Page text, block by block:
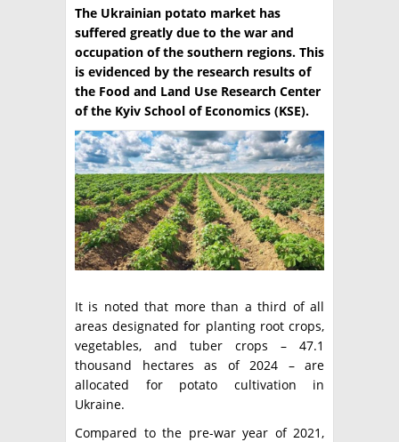
LLUVIAS
EL MUNDO
TÉCNICA
PRODUCCION
CLASIFICADOS
INTERES GENERAL
LA PAPA
RESOLUCIONES Y NORMATIVAS
ENLACES
ARGENPAPA
PUBLICIDAD
QUIENES SOMOS
BUSCAR NOTICIAS
The Ukrainian potato market has
suffered greatly due to the war and
occupation of the southern regions. This
is evidenced by the research results of
the Food and Land Use Research Center
of the Kyiv School of Economics (KSE).
It is noted that more than a third of all
areas designated for planting root crops,
vegetables, and tuber crops – 47.1
thousand hectares as of 2024 – are
allocated for potato cultivation in
Ukraine.
Compared to the pre-war year of 2021,